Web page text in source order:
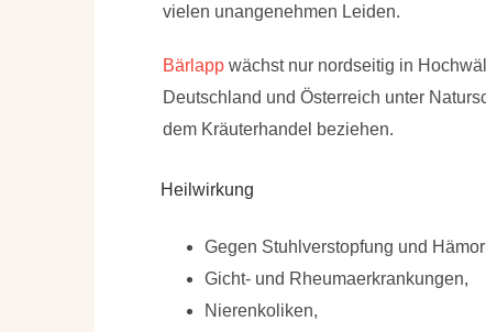
vielen unangenehmen Leiden.
Bärlapp wächst nur nordseitig in
Deutschland und Österreich unter
dem Kräuterhandel beziehen.
Heilwirkung
Gegen Stuhlverstopfung und
Gicht- und Rheumaerkrankungen,
Nierenkoliken,